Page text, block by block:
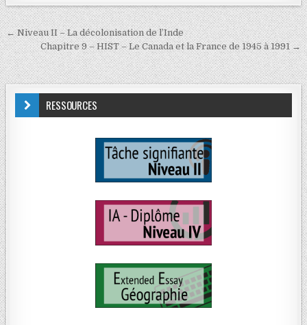
← Niveau II – La décolonisation de l’Inde
Chapitre 9 – HIST – Le Canada et la France de 1945 à 1991 →
RESSOURCES